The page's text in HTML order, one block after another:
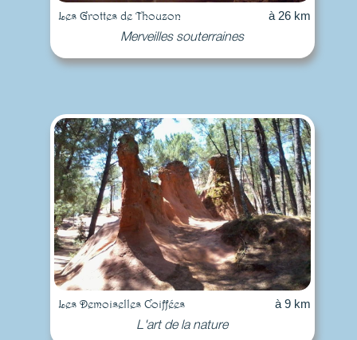
Les Grottes de Thouzon à 26 km
Merveilles souterraines
Les Demoiselles Coiffées à 9 km
L'art de la nature